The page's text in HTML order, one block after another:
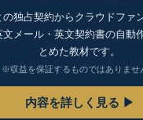
独占契約からクラウドファ
メール・英文契約書の自動
とめた教材です。
※収益を保証するものではありませ
内容を詳しく見る ▶